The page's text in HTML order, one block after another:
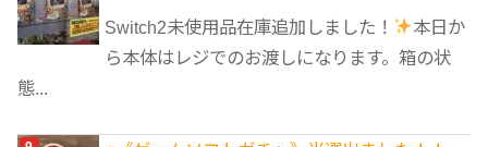
Switch2未使用品在庫追加しました！
本日か
ら本体はレジでのお渡しになります。箱の状
態...